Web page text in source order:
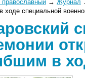
православный → Журнал
ходе специальной
в